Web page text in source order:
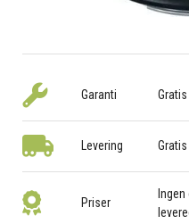
Garanti
Levering
Priser